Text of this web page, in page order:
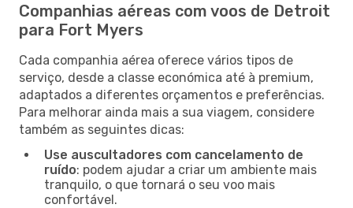
Companhias aéreas com voos de Detroit
para Fort Myers
Cada companhia aérea oferece vários tipos de
serviço, desde a classe económica até à premium,
adaptados a diferentes orçamentos e preferências.
Para melhorar ainda mais a sua viagem, considere
também as seguintes dicas:
Use auscultadores com cancelamento de
ruído: podem ajudar a criar um ambiente mais
tranquilo, o que tornará o seu voo mais
confortável.